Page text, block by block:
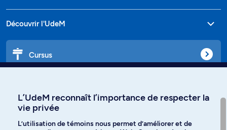
Découvrir l'UdeM
Cursus
L’UdeM reconnaît l’importance de respecter la
vie privée
L’utilisation de témoins nous permet d’améliorer et de